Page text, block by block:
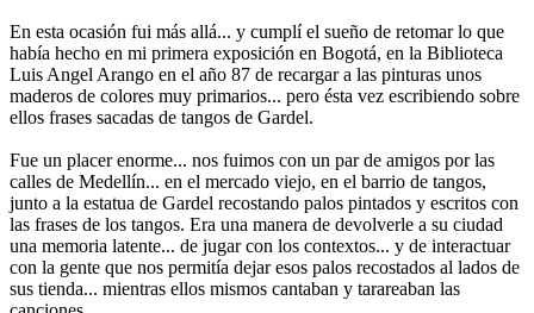
En esta ocasión fui más allá... y cumplí el sueño de retomar lo que
había hecho en mi primera exposición en Bogotá, en la Biblioteca
Luis Angel Arango en el año 87 de recargar a las pinturas unos
maderos de colores muy primarios... pero ésta vez escribiendo sobre
ellos frases sacadas de tangos de Gardel.
Fue un placer enorme... nos fuimos con un par de amigos por las
calles de Medellín... en el mercado viejo, en el barrio de tangos,
junto a la estatua de Gardel recostando palos pintados y escritos con
las frases de los tangos. Era una manera de devolverle a su ciudad
una memoria latente... de jugar con los contextos... y de interactuar
con la gente que nos permitía dejar esos palos recostados al lados de
sus tienda... mientras ellos mismos cantaban y tarareaban las